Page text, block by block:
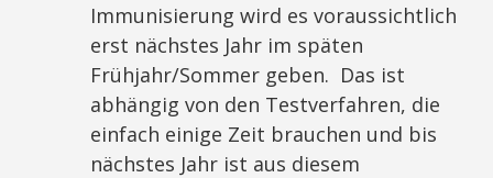
Immunisierung wird es voraussichtlich
erst nächstes Jahr im späten
Frühjahr/Sommer geben. Das ist
abhängig von den Testverfahren, die
einfach einige Zeit brauchen und bis
nächstes Jahr ist aus diesem